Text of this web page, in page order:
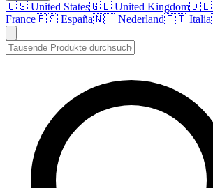
🇺🇸 United States🇬🇧 United Kingdom🇩🇪
France🇪🇸 España🇳🇱 Nederland🇮🇹 Italia